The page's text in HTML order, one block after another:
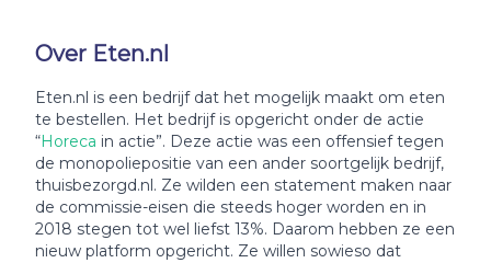
Over Eten.nl
Eten.nl is een bedrijf dat het mogelijk maakt om eten
te bestellen. Het bedrijf is opgericht onder de actie
“Horeca in actie”. Deze actie was een offensief tegen
de monopoliepositie van een ander soortgelijk bedrijf,
thuisbezorgd.nl. Ze wilden een statement maken naar
de commissie-eisen die steeds hoger worden en in
2018 stegen tot wel liefst 13%. Daarom hebben ze een
nieuw platform opgericht. Ze willen sowieso dat